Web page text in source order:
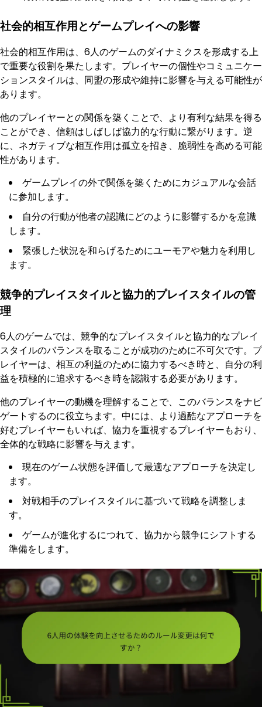
社会的相互作用とゲームプレイへの影響
社会的相互作用は、6人のゲームのダイナミクスを形成する上
で重要な役割を果たします。プレイヤーの個性やコミュニケー
ションスタイルは、同盟の形成や維持に影響を与える可能性が
あります。
他のプレイヤーとの関係を築くことで、より有利な結果を得る
ことができ、信頼はしばしば協力的な行動に繋がります。逆
に、ネガティブな相互作用は孤立を招き、脆弱性を高める可能
性があります。
ゲームプレイの外で関係を築くためにカジュアルな会話
に参加します。
自分の行動が他者の認識にどのように影響するかを意識
します。
緊張した状況を和らげるためにユーモアや魅力を利用し
ます。
競争的プレイスタイルと協力的プレイスタイルの管
理
6人のゲームでは、競争的なプレイスタイルと協力的なプレイ
スタイルのバランスを取ることが成功のために不可欠です。プ
レイヤーは、相互の利益のために協力するべき時と、自分の利
益を積極的に追求するべき時を認識する必要があります。
他のプレイヤーの動機を理解することで、このバランスをナビ
ゲートするのに役立ちます。中には、より過酷なアプローチを
好むプレイヤーもいれば、協力を重視するプレイヤーもおり、
全体的な戦略に影響を与えます。
現在のゲーム状態を評価して最適なアプローチを決定し
ます。
対戦相手のプレイスタイルに基づいて戦略を調整しま
す。
ゲームが進化するにつれて、協力から競争にシフトする
準備をします。